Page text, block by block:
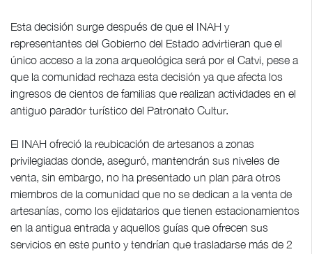
Esta decisión surge después de que el INAH y
representantes del Gobierno del Estado advirtieran que el
único acceso a la zona arqueológica será por el Catvi, pese a
que la comunidad rechaza esta decisión ya que afecta los
ingresos de cientos de familias que realizan actividades en el
antiguo parador turístico del Patronato Cultur.
El INAH ofreció la reubicación de artesanos a zonas
privilegiadas donde, aseguró, mantendrán sus niveles de
venta, sin embargo, no ha presentado un plan para otros
miembros de la comunidad que no se dedican a la venta de
artesanías, como los ejidatarios que tienen estacionamientos
en la antigua entrada y aquellos guías que ofrecen sus
servicios en este punto y tendrían que trasladarse más de 2